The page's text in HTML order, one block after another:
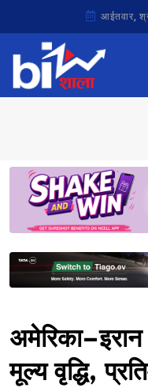
आईतवार,
मूल्य वृद्धि,